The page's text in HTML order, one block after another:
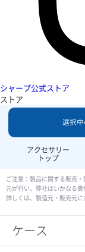
シャープ公式ストア
ストア
アクセサリー
トップ
選択中
ご注意：製品に関する販売
元が行い、弊社はいかなる責
詳しくは、製造元・販売元に
ケース